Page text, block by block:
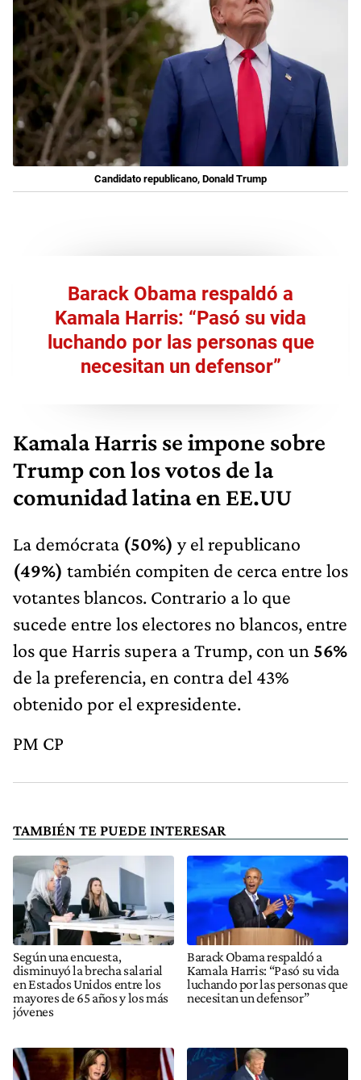
Candidato republicano, Donald Trump
Barack Obama respaldó a
Kamala Harris: “Pasó su vida
luchando por las personas que
necesitan un defensor”
Kamala Harris se impone sobre
Trump con los votos de la
comunidad latina en EE.UU
La demócrata (50%) y el republicano
(49%) también compiten de cerca entre los
votantes blancos. Contrario a lo que
sucede entre los electores no blancos, entre
los que Harris supera a Trump, con un 56%
de la preferencia, en contra del 43%
obtenido por el expresidente.
PM CP
TAMBIÉN TE PUEDE INTERESAR
Según una encuesta,
disminuyó la brecha salarial
en Estados Unidos entre los
mayores de 65 años y los más
jóvenes
Barack Obama respaldó a
Kamala Harris: “Pasó su vida
luchando por las personas que
necesitan un defensor”